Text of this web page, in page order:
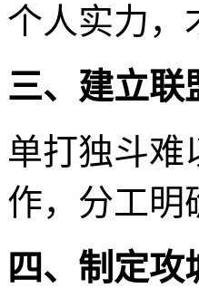
个人实力，
三、建立联
单打独斗难
作，分工明
四、制定攻